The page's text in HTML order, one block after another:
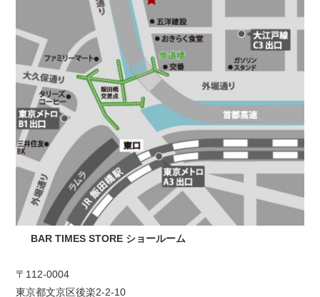
BAR TIMES STORE ショールーム
〒112-0004
東京都文京区後楽2-2-10